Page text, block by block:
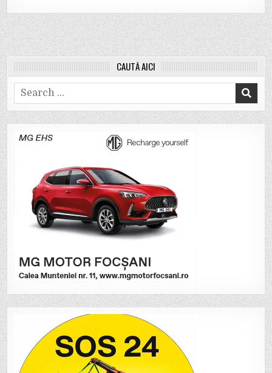
CAUTĂ AICI
Search
for: